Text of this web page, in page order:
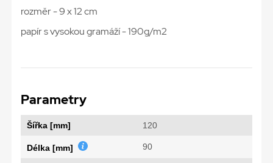
rozměr - 9 x 12 cm
papír s vysokou gramáží - 190g/m2
Parametry
Šířka [mm] 120
Délka [mm] 90